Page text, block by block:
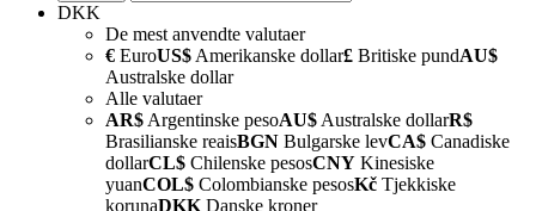
DKK
De mest anvendte valutaer
€ EuroUS$ Amerikanske dollar£ Britiske pundAU$
Australske dollar
Alle valutaer
AR$ Argentinske pesoAU$ Australske dollarR$
Brasilianske reaisBGN Bulgarske levCA$ Canadiske
dollarCL$ Chilenske pesosCNY Kinesiske
yuanCOL$ Colombianske pesosKč Tjekkiske
korunaDKK Danske kroner